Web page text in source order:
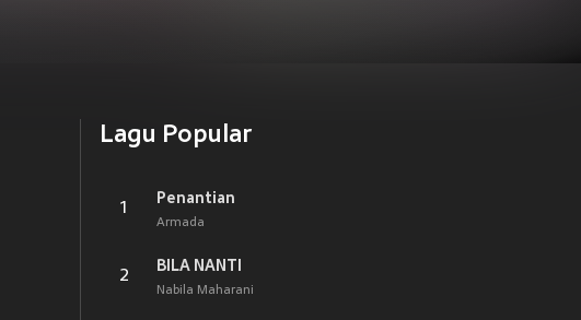
Lagu Popular
1
Penantian
Armada
2
BILA NANTI
Nabila Maharani